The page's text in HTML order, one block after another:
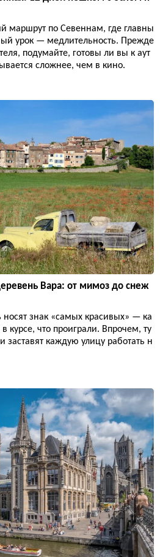
маршрут по Севеннам, где главны
урок — медлительность. Прежде
подумайте, готовы ли вы к аут
сложнее, чем в кино.
Вара: от мимоз до снеж
знак «самых красивых» — ка
курсе, что проиграли. Впрочем, ту
заставят каждую улицу работать н